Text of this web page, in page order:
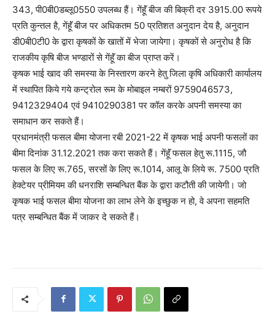
343, पी0बी0डब्लू0550 उपलब्ध हैं। गेंहूॅं बीज की बिक्री दर 3915.00 रूपये
प्रति कुन्तल है, गेंहूॅं बीज पर अधिकतम 50 प्रतिशत अनुदान देय है, अनुदान
डी0बी0टी0 के द्वारा कृषकों के खातों में भेजा जायेगा। कृषकों से अनुरोध है कि
राजकीय कृषि बीज भण्डारों से गेंहूॅं का बीज प्राप्त करें।
कृषक भाई खाद की समस्या के निस्तारण करने हेतु जिला कृषि अधिकारी कार्यालय
में स्थापित किये गये कन्ट्रोल रूम के मोबाइल नम्बरों 9759046573,
9412329404 एवं 9410290381 पर कॉल करके अपनी समस्या का
समाधान कर सकते हैं।
प्रधानमंत्री फसल बीमा योजना रबी 2021-22 में कृषक भाई अपनी फसलों का
बीमा दिनांक 31.12.2021 तक करा सकते हैं। गेंहूॅं फसल हेतु रू.1115, जौ
फसल के लिए रू.765, सरसों के लिए रू.1014, आलू के लिये रू. 7500 प्रति
हेक्टेयर प्रीमियम की धनराशि सम्बन्धित बैंक के द्वारा कटौती की जायेगी। जो
कृषक भाई फसल बीमा योजना का लाभ लेने के इच्छुक न हो, वे अपना सहमति
पत्र सम्बन्धित बैंक में जाकर दे सकते हैं।